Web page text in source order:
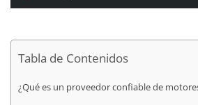
Tabla de Contenidos
¿Qué es un proveedor confiable de